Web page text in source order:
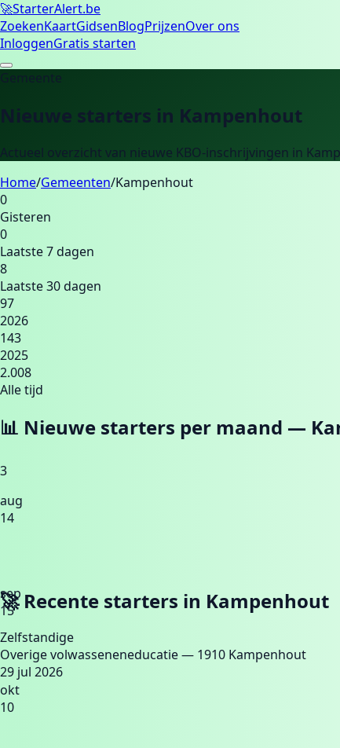
🚀StarterAlert.be
ZoekenKaartGidsenBlogPrijzenOver ons
InloggenGratis starten
Gemeente
Nieuwe starters in Kampenhout
Actueel overzicht van nieuwe KBO-inschrijvingen in
Home/Gemeenten/Kampenhout
0
Gisteren
0
Laatste 7 dagen
8
Laatste 30 dagen
97
2026
143
2025
2.008
Alle tijd
📊 Nieuwe starters per maand —
3
aug
14
sep
15
okt
10
🚀 Recente starters in Kampenhout
Zelfstandige
Overige volwasseneneducatie— 1910 Kampenhout
29 jul 2026